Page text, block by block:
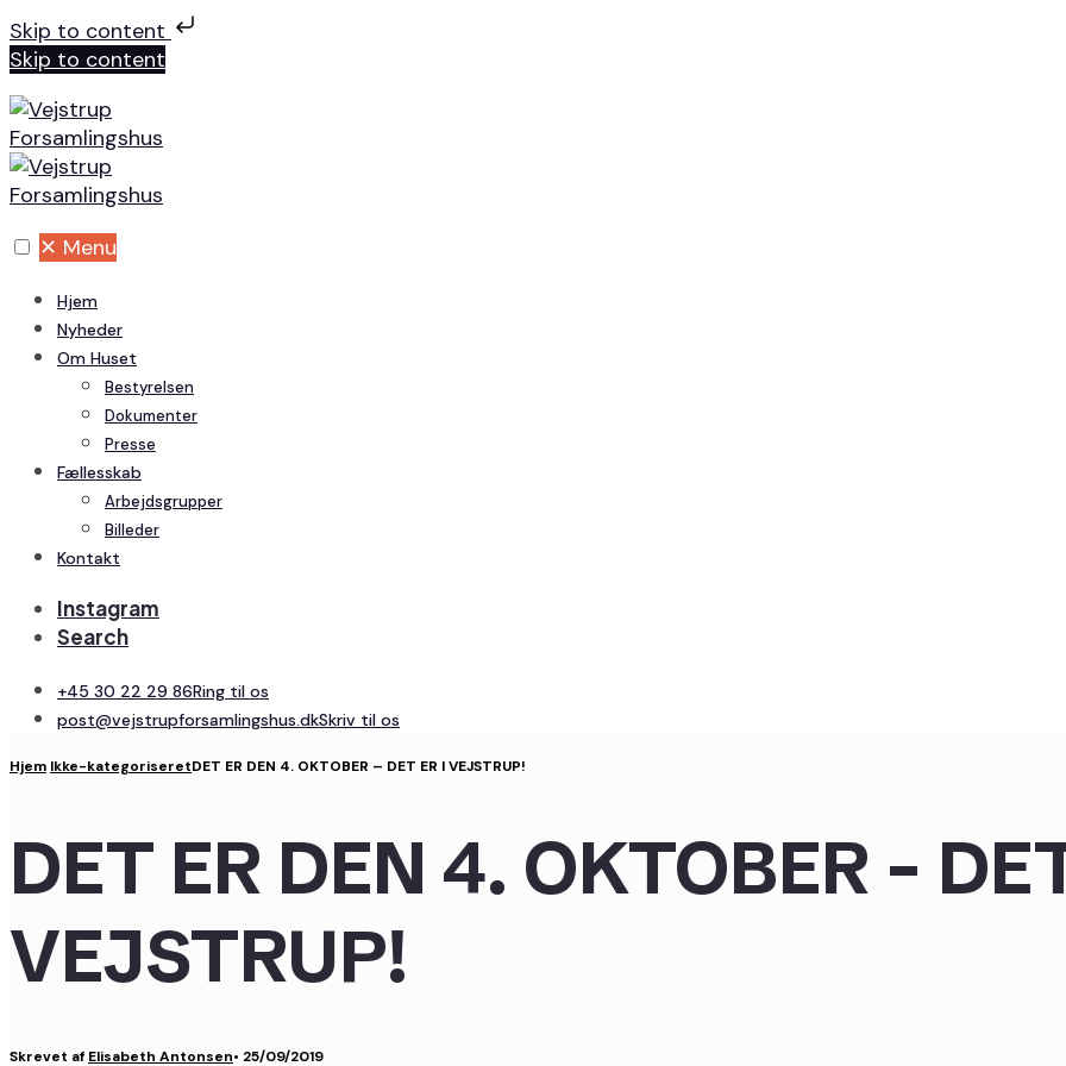
Skip to content
Skip to content
✕ Menu
Hjem
Nyheder
Om Huset
Bestyrelsen
Dokumenter
Presse
Fællesskab
Arbejdsgrupper
Billeder
Kontakt
Instagram
Search
+45 30 22 29 86Ring til os
post@vejstrupforsamlingshus.dkSkriv til os
Hjem Ikke-kategoriseretDET ER DEN 4. OKTOBER – DET ER I VEJSTRUP!
DET ER DEN 4. OKTOBER –
VEJSTRUP!
Skrevet af Elisabeth Antonsen• 25/09/2019